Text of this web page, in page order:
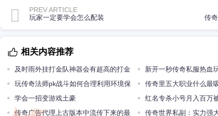
PREV ARTICLE
玩家一定要学会怎么配装
相关内容推荐
及时雨外挂打金队神器会有超高的打金
队加成
新开一秒传奇私服热血
一个方法
玩传奇法师pk战斗如何合理利用环境保
护自己
传奇里五大职业什么最
学会一招变游戏土豪
红名专杀小号月入百万
打一耙
传奇广告代理上古版本中流传下来的最
传奇世界私副：实力强